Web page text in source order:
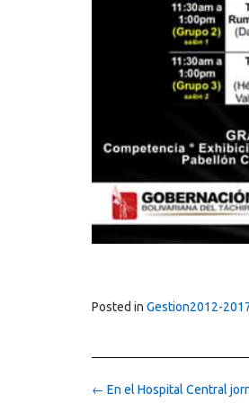
Posted in Gestion2012-
Post
← En el Hospital Central